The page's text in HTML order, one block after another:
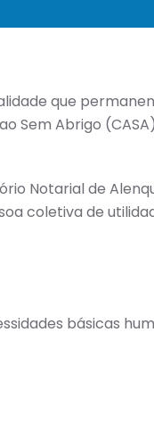
que
Sem Abrigo
Notarial de
coletiva de
básicas